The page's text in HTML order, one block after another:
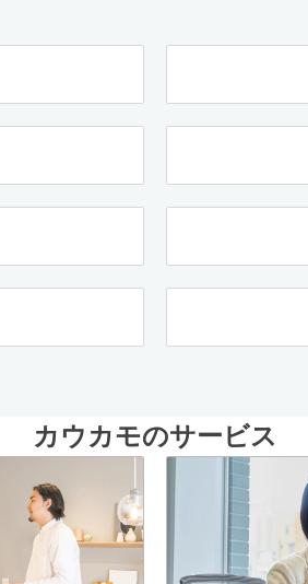
カウカモのサービス